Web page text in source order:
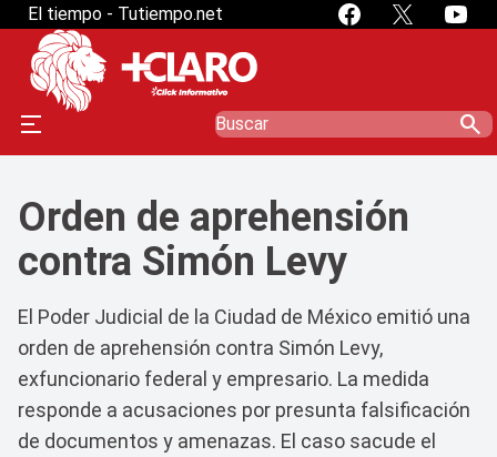
El tiempo - Tutiempo.net
search
Orden de aprehensión
contra Simón Levy
El Poder Judicial de la Ciudad de México emitió una
orden de aprehensión contra Simón Levy,
exfuncionario federal y empresario. La medida
responde a acusaciones por presunta falsificación
de documentos y amenazas. El caso sacude el